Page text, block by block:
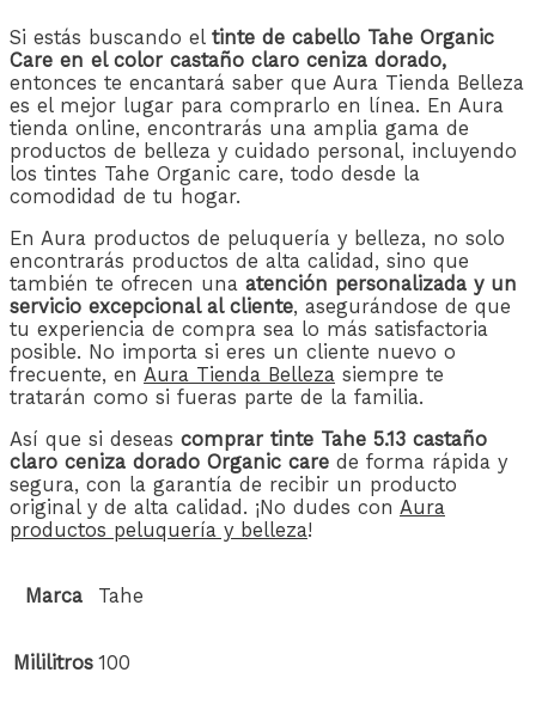
Si estás buscando el tinte de cabello Tahe Organic
Care en el color castaño claro ceniza dorado,
entonces te encantará saber que Aura Tienda Belleza
es el mejor lugar para comprarlo en línea. En Aura
tienda online, encontrarás una amplia gama de
productos de belleza y cuidado personal, incluyendo
los tintes Tahe Organic care, todo desde la
comodidad de tu hogar.
En Aura productos de peluquería y belleza, no solo
encontrarás productos de alta calidad, sino que
también te ofrecen una atención personalizada y un
servicio excepcional al cliente, asegurándose de que
tu experiencia de compra sea lo más satisfactoria
posible. No importa si eres un cliente nuevo o
frecuente, en Aura Tienda Belleza siempre te
tratarán como si fueras parte de la familia.
Así que si deseas comprar tinte Tahe 5.13 castaño
claro ceniza dorado Organic care de forma rápida y
segura, con la garantía de recibir un producto
original y de alta calidad. ¡No dudes con Aura
productos peluquería y belleza!
Marca Tahe
Mililitros 100